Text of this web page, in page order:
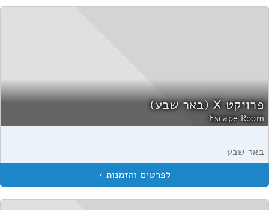
פרויקט X (באר שבע)
Escape Room
באר שבע